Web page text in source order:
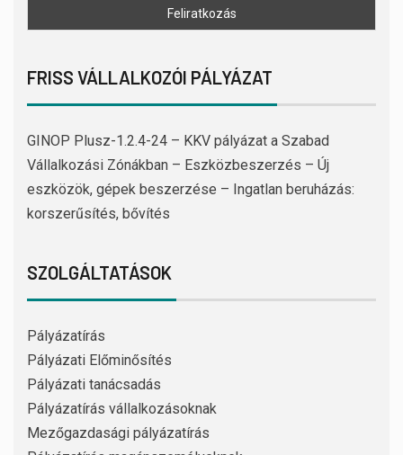
FRISS VÁLLALKOZÓI PÁLYÁZAT
GINOP Plusz-1.2.4-24 – KKV pályázat a Szabad
Vállalkozási Zónákban – Eszközbeszerzés – Új
eszközök, gépek beszerzése – Ingatlan beruházás:
korszerűsítés, bővítés
SZOLGÁLTATÁSOK
Pályázatírás
Pályázati Előminősítés
Pályázati tanácsadás
Pályázatírás vállalkozásoknak
Mezőgazdasági pályázatírás